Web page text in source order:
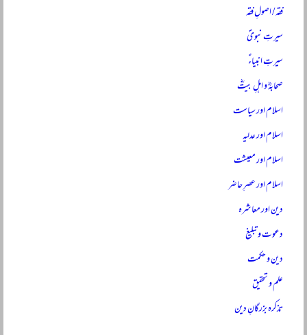
فقہ / اصولِ فقہ
سیرتِ نبویؐ
سیرتِ انبیاءؑ
صحابہؓ و اہلِ بیتؓ
اسلام اور سیاست
اسلام اور عدلیہ
اسلام اور معیشت
اسلام اور عصرِ حاضر
دین اور معاشرہ
دعوت و تبلیغ
دین و حکمت
علم و تحقیق
تذکرہ بزرگانِ دین